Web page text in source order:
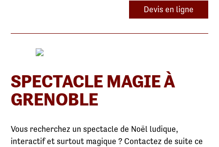
Devis en ligne
SPECTACLE MAGIE À
GRENOBLE
Vous recherchez un spectacle de Noël ludique,
interactif et surtout magique ? Contactez de suite ce